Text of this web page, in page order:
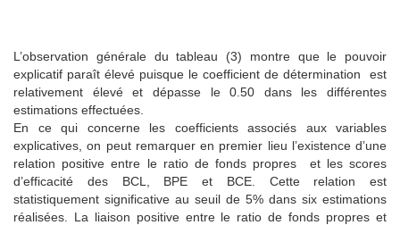
L’observation générale du tableau (3) montre que le pouvoir
explicatif paraît élevé puisque le coefficient de détermination est
relativement élevé et dépasse le 0.50 dans les différentes
estimations effectuées.
En ce qui concerne les coefficients associés aux variables
explicatives, on peut remarquer en premier lieu l’existence d’une
relation positive entre le ratio de fonds propres et les scores
d’efficacité des BCL, BPE et BCE. Cette relation est
statistiquement significative au seuil de 5% dans six estimations
réalisées. La liaison positive entre le ratio de fonds propres et